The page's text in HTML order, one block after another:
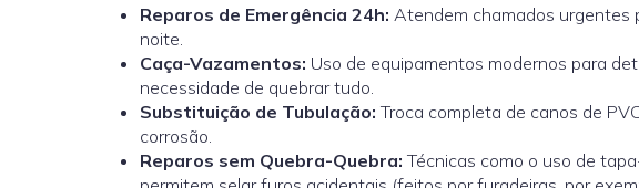
Reparos de Emergência 24h: Atendem chamados urgentes
noite.
Caça-Vazamentos: Uso de equipamentos modernos para
necessidade de quebrar tudo.
Substituição de Tubulação: Troca completa de canos de
corrosão.
Reparos sem Quebra-Quebra: Técnicas como o uso de